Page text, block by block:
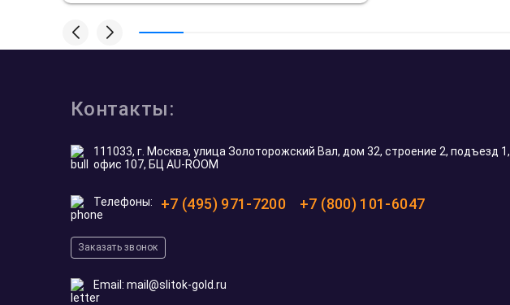
Контакты:
111033, г. Москва, улица Золоторожский Вал, дом 32, строение 2, подъезд 1,
офис 107, БЦ AU-ROOM
Телефоны: +7 (495) 971-7200 +7 (800) 101-6047
Заказать звонок
Email: mail@slitok-gold.ru